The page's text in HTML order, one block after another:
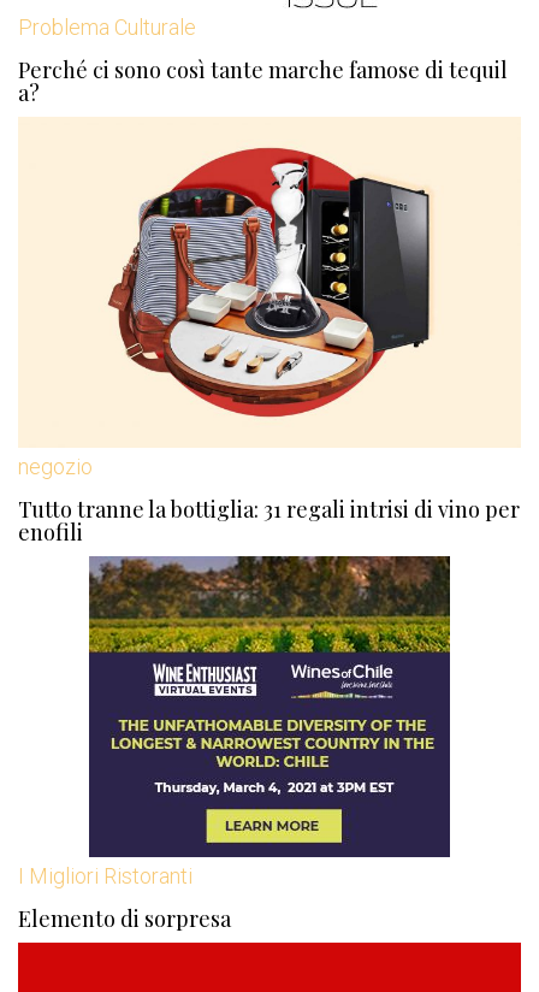
Problema Culturale
Perché ci sono così tante marche famose di tequil
a?
negozio
Tutto tranne la bottiglia: 31 regali intrisi di vino per
enofili
I Migliori Ristoranti
Elemento di sorpresa